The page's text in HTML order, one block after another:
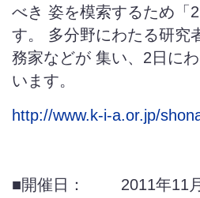
べき 姿を模索するため「
す。 多分野にわたる研究
務家などが 集い、2日に
います。
http://www.k-i-a.or.jp/
■開催日： 2011年11月